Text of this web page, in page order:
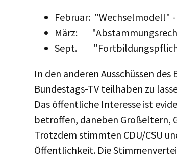
Februar: "Wechselmodell" -
März:
Sept. "Fortbildungspflicht
In den anderen Ausschüssen
Bundestags-TV teilhaben zu
Das öffentliche Interesse ist
betroffen, daneben Großeltern,
Trotzdem stimmten CDU/CSU
Öffentlichkeit. Die